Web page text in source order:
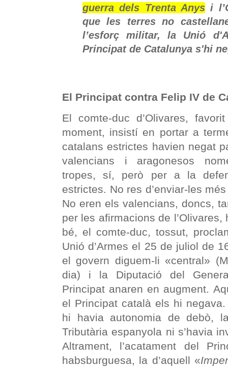
guerra dels Trenta Anys i
que les terres no
l’esforç militar, la Unió
Principat de Catalunya s'hi
El Principat contra Felip IV de
El comte-duc d’Olivares,
moment, insistí en portar a
catalans estrictes havien negat
valencians i aragonesos
tropes, sí, però per a la
estrictes. No res d’enviar-les
No eren els valencians, doncs,
per les afirmacions de
bé, el comte-duc, tossut,
Unió d’Armes el 25 de juliol de
el govern diguem-li «central»
dia) i la Diputació del
Principat anaren en augment.
el Principat català els hi
hi havia autonomia de debò,
Tributària espanyola ni s’havia
Altrament, l’acatament del
habsburguesa, la d’aquell «